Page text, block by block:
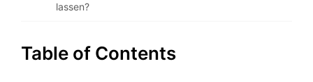
lassen?
Table of Contents